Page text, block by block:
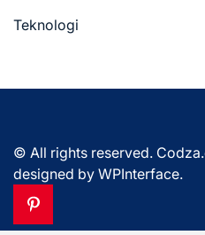
Teknologi
© All rights reserved.
designed by WPInterface.
Pinterest